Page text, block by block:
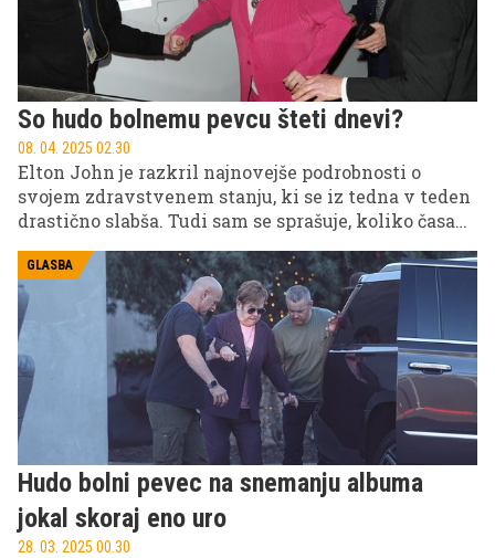
So hudo bolnemu pevcu šteti dnevi?
08. 04. 2025 02.30
Elton John je razkril najnovejše podrobnosti o
svojem zdravstvenem stanju, ki se iz tedna v teden
drastično slabša. Tudi sam se sprašuje, koliko časa
GLASBA
Hudo bolni pevec na snemanju albuma
jokal skoraj eno uro
28. 03. 2025 00.30